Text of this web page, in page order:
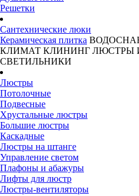
Решетки
Сантехнические люки
Керамическая плитка
КЛИМАТ КЛИНИНГ ЛЮСТРЫ
СВЕТИЛЬНИКИ
Люстры
Потолочные
Подвесные
Хрустальные люстры
Большие люстры
Каскадные
Люстры на штанге
Управление светом
Плафоны и абажуры
Лифты для люстр
Люстры-вентиляторы